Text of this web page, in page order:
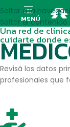
Saltar a la
Saltar al contenido
MENÚ
Una red de
cuidarte donde
Revisá los datos
profesionales que